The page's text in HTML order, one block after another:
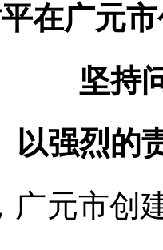
在广元
坚持
以强烈的
广元市创